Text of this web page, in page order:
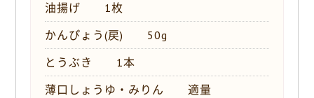
油揚げ 1枚
かんぴょう(戻) 50g
とうぶき 1本
薄口しょうゆ・みりん 適量